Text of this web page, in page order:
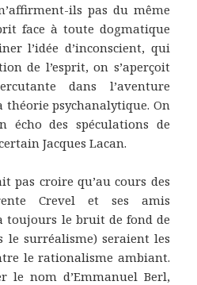
ils pas du même
face à toute dogmatique
l’idée d’inconscient, qui
de l’esprit, on s’aperçoit
dans l’aventure
théorie psychanalytique. On
écho des spéculations de
Jacques Lacan.
pas croire qu’au cours des
Crevel et ses amis
toujours le bruit de fond de
le surréalisme) seraient les
le rationalisme ambiant.
nom d’Emmanuel Berl,